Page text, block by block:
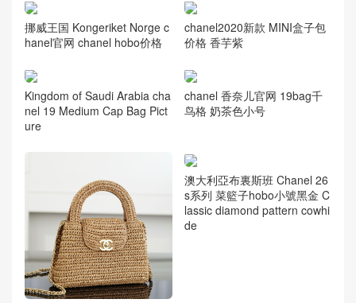
挪威王国 Kongeriket Norge c
hanel官网 chanel hobo价格
chanel2020新款 MINI盒子包
价格 香芋紫
Kingdom of Saudi Arabia cha
nel 19 Medium Cap Bag Pict
ure
chanel 香奈儿官网 19bag千
鸟格 奶茶色小号
澳大利亞布裏斯班 Chanel 26
s系列 菜籃子hobo小號黑金 C
lassic diamond pattern cowhi
de